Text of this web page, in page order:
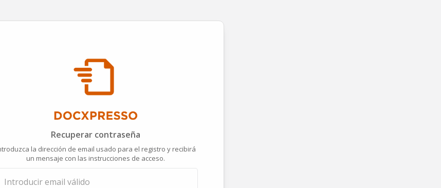
Recuperar contraseña
la dirección de email usado para el registro y recibirá
un mensaje con las instrucciones de acceso.